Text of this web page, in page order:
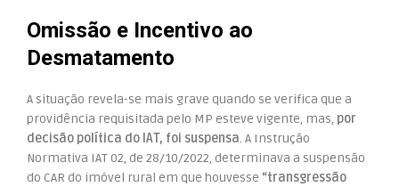
Omissão e Incentivo ao
Desmatamento
A situação revela-se mais grave quando se verifica que a
providência requisitada pelo MP esteve vigente, mas, por
decisão política do IAT, foi suspensa. A Instrução
Normativa IAT 02, de 28/10/2022, determinava a suspensão
do CAR do imóvel rural em que houvesse “transgressão